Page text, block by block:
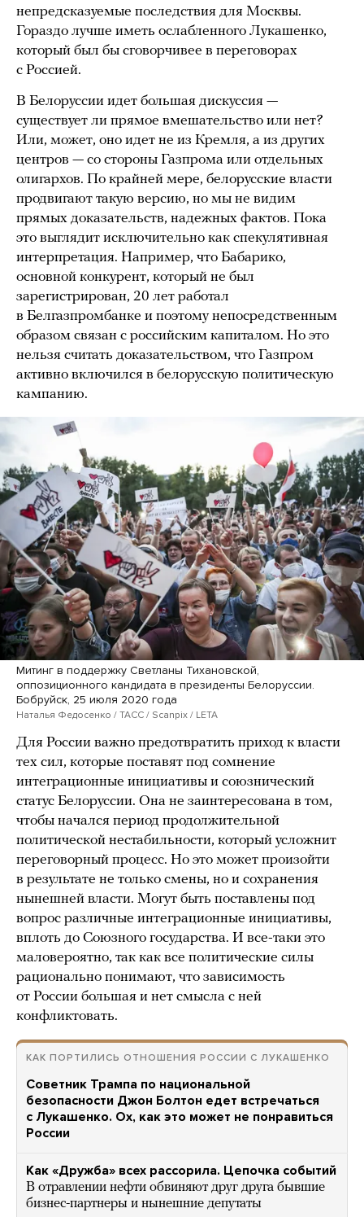
непредсказуемые последствия для Москвы.
Гораздо лучше иметь ослабленного Лукашенко,
который был бы сговорчивее в переговорах
с Россией.
В Белоруссии идет большая дискуссия —
существует ли прямое вмешательство или нет?
Или, может, оно идет не из Кремля, а из других
центров — со стороны Газпрома или отдельных
олигархов. По крайней мере, белорусские власти
продвигают такую версию, но мы не видим
прямых доказательств, надежных фактов. Пока
это выглядит исключительно как спекулятивная
интерпретация. Например, что Бабарико,
основной конкурент, который не был
зарегистрирован, 20 лет работал
в Белгазпромбанке и поэтому непосредственным
образом связан с российским капиталом. Но это
нельзя считать доказательством, что Газпром
активно включился в белорусскую политическую
кампанию.
Митинг в поддержку Светланы Тихановской,
оппозиционного кандидата в президенты Белоруссии.
Бобруйск, 25 июля 2020 года
Наталья Федосенко / ТАСС / Scanpix / LETA
Для России важно предотвратить приход к власти
тех сил, которые поставят под сомнение
интеграционные инициативы и союзнический
статус Белоруссии. Она не заинтересована в том,
чтобы начался период продолжительной
политической нестабильности, который усложнит
переговорный процесс. Но это может произойти
в результате не только смены, но и сохранения
нынешней власти. Могут быть поставлены под
вопрос различные интеграционные инициативы,
вплоть до Союзного государства. И все-таки это
маловероятно, так как все политические силы
рационально понимают, что зависимость
от России большая и нет смысла с ней
конфликтовать.
КАК ПОРТИЛИСЬ ОТНОШЕНИЯ РОССИИ С ЛУКАШЕНКО
Советник Трампа по национальной
безопасности Джон Болтон едет встречаться
с Лукашенко. Ох, как это может не понравиться
России
Как «Дружба» всех рассорила. Цепочка событий
В отравлении нефти обвиняют друг друга бывшие
бизнес-партнеры и нынешние депутаты